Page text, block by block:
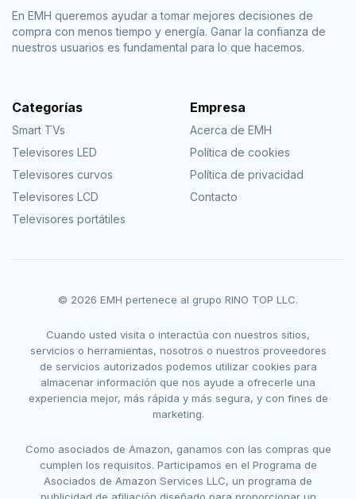
En EMH queremos ayudar a tomar mejores decisiones de
compra con menos tiempo y energía. Ganar la confianza de
nuestros usuarios es fundamental para lo que hacemos.
Categorías
Smart TVs
Televisores LED
Televisores curvos
Televisores LCD
Televisores portátiles
Empresa
Acerca de EMH
Política de cookies
Política de privacidad
Contacto
© 2026 EMH pertenece al grupo RINO TOP LLC.
Cuando usted visita o interactúa con nuestros sitios,
servicios o herramientas, nosotros o nuestros proveedores
de servicios autorizados podemos utilizar cookies para
almacenar información que nos ayude a ofrecerle una
experiencia mejor, más rápida y más segura, y con fines de
marketing.
Como asociados de Amazon, ganamos con las compras que
cumplen los requisitos. Participamos en el Programa de
Asociados de Amazon Services LLC, un programa de
publicidad de afiliación diseñado para proporcionar un